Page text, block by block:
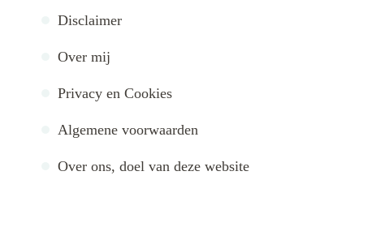
Disclaimer
Over mij
Privacy en Cookies
Algemene voorwaarden
Over ons, doel van deze website